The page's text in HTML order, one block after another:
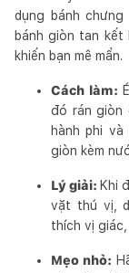
dụng bánh
bánh giòn tan kết
khiến bạn mê mẩn.
Cách làm:
đó rán giòn
hành phi
giòn kèm
Lý giải: Khi
vặt thú vị,
thích vị
Mẹo nhỏ: